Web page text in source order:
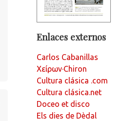
Enlaces externos
Carlos Cabanillas
Χείρων·Chiron
Cultura clásica .com
Cultura clásica.net
Doceo et disco
Els dies de Dèdal